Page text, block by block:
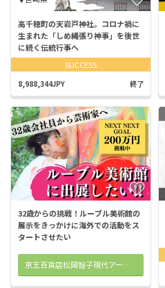
高千穂町の天岩戸神社。コロナ禍に
生まれた「しめ縄張り神事」を後世
に続く伝統行事へ
SUCCESS
8,988,344JPY 終了
32歳からの挑戦！ルーブル美術館の
展示をきっかけに海外での活動をス
タートさせたい
京王百貨店松岡智子現代アート展「生成と意志の臨界構造」